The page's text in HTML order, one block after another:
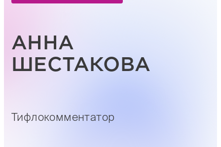
АННА
ШЕСТАКОВА
Тифлокомментатор